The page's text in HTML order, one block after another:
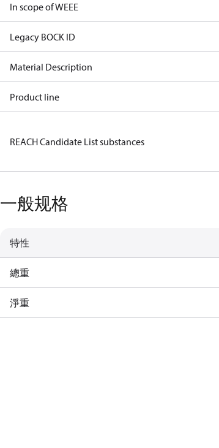
In scope of WEEE
Legacy BOCK ID
Material Description
Product line
REACH Candidate List substances
一般规格
特性
總重
淨重